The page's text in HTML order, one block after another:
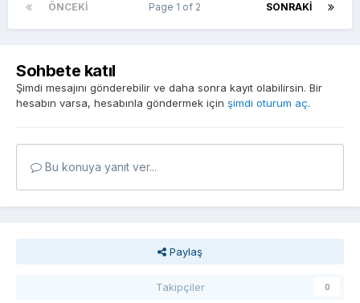
ÖNCEKI SONRAKI
Page 1 of 2
Sohbete katıl
Şimdi mesajını gönderebilir ve daha sonra kayıt olabilirsin. Bir
hesabın varsa, hesabınla göndermek için şimdi oturum aç.
Bu konuya yanıt ver...
Paylaş
Takipçiler 0